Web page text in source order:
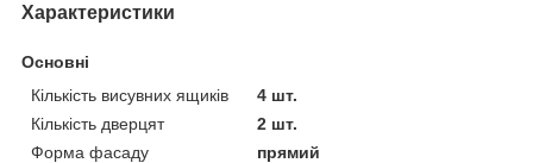
Характеристики
Основні
Кількість висувних ящиків
4 шт.
Кількість дверцят
2 шт.
Форма фасаду
прямий